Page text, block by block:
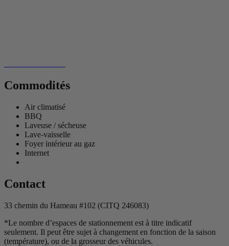
Commodités
Air climatisé
BBQ
Laveuse / sécheuse
Lave-vaisselle
Foyer intérieur au gaz
Internet
Contact
33 chemin du Hameau #102 (CITQ 246083)
*Le nombre d’espaces de stationnement est à titre indicatif
seulement. Il peut être sujet à changement en fonction de la saison
(température), ou de la grosseur des véhicules.